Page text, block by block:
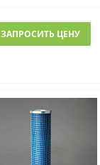
ЗАПРОСИТЬ ЦЕНУ